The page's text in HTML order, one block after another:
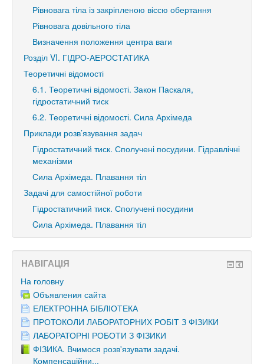
Рівновага тіла із закріпленою віссю обертання
Рівновага довільного тіла
Визначення положення центра ваги
Розділ VI. ГІДРО-АЕРОСТАТИКА
Теоретичні відомості
6.1. Теоретичні відомості. Закон Паскаля,
гідростатичний тиск
6.2. Теоретичні відомості. Сила Архімеда
Приклади розв’язування задач
Гідростатичний тиск. Сполучені посудини. Гідравлічні
механізми
Сила Архімеда. Плавання тіл
Задачі для самостійної роботи
Гідростатичний тиск. Сполучені посудини
Cила Архімеда. Плавання тіл
НАВІГАЦІЯ
На головну
Объявления сайта
ЕЛЕКТРОННА БІБЛІОТЕКА
ПРОТОКОЛИ ЛАБОРАТОРНИХ РОБІТ З ФІЗИКИ
ЛАБОРАТОРНІ РОБОТИ З ФІЗИКИ
ФІЗИКА. Вчимося розв'язувати задачі.
Компенсаційни...